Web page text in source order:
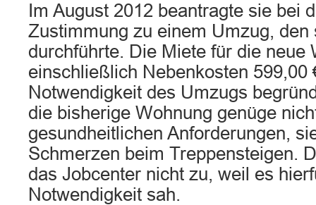
Im August 2012 beantragte sie bei
Zustimmung zu einem Umzug, den
durchführte. Die Miete für die neue
einschließlich Nebenkosten 599,00
Notwendigkeit des Umzugs
die bisherige Wohnung genüge
gesundheitlichen Anforderungen,
Schmerzen beim Treppensteigen.
das Jobcenter nicht zu, weil es
Notwendigkeit sah.